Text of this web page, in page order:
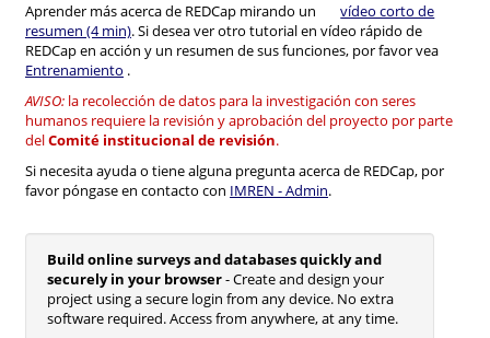
Aprender más acerca de REDCap mirando un
vídeo corto de
resumen (4 min). Si desea ver otro tutorial en vídeo rápido de
REDCap en acción y un resumen de sus funciones, por favor vea
Entrenamiento .
AVISO: la recolección de datos para la investigación con seres
humanos requiere la revisión y aprobación del proyecto por parte
delComité institucional de revisión.
Si necesita ayuda o tiene alguna pregunta acerca de REDCap, por
favor póngase en contacto con IMREN - Admin.
Build online surveys and databases quickly and
securely in your browser- Create and design your
project using a secure login from any device. No extra
software required. Access from anywhere, at any time.